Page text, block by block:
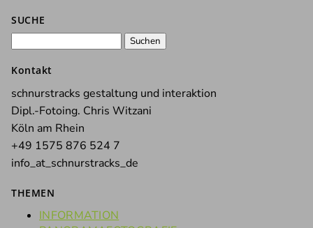
SUCHE
Kontakt
schnurstracks gestaltung und interaktion
Dipl.-Fotoing. Chris Witzani
Köln am Rhein
+49 1575 876 524 7
info_at_schnurstracks_de
THEMEN
INFORMATION